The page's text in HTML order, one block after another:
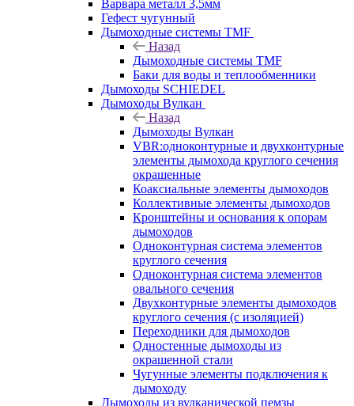
Варвара металл 3,5мм
Гефест чугунный
Дымоходные системы TMF
Назад
Дымоходные системы TMF
Баки для воды и теплообменники
Дымоходы SCHIEDEL
Дымоходы Вулкан
Назад
Дымоходы Вулкан
VBR:одноконтурные и двухконтурные
элементы дымохода круглого сечения
окрашенные
Коаксиальные элементы дымоходов
Коллективные элементы дымоходов
Кронштейны и основания к опорам
дымоходов
Одноконтурная система элементов
круглого сечения
Одноконтурная система элементов
овального сечения
Двухконтурные элементы дымоходов
круглого сечения (с изоляцией)
Переходники для дымоходов
Одностенные дымоходы из
окрашенной стали
Чугунные элементы подключения к
дымоходу
Дымоходы из вулканической пемзы